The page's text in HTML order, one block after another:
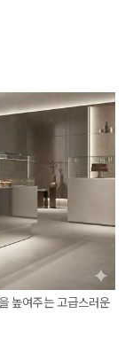
높여주는 고급스러운